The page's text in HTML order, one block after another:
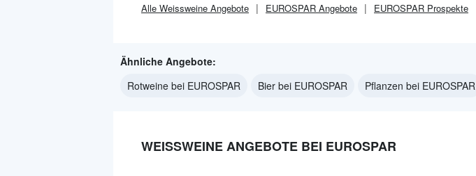
Alle Weissweine Angebote EUROSPAR Angebote EUROSPAR Prospekte
Ähnliche Angebote:
Rotweine bei EUROSPAR
Bier bei EUROSPAR Pflanzen bei EUROSPAR
WEISSWEINE ANGEBOTE BEI EUROSPAR